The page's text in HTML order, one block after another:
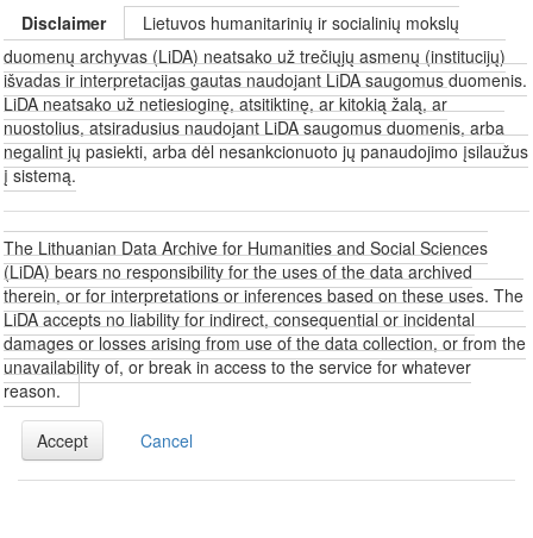
Disclaimer
Lietuvos humanitarinių ir socialinių mokslų
duomenų archyvas (LiDA) neatsako už trečiųjų asmenų (institucijų)
išvadas ir interpretacijas gautas naudojant LiDA saugomus duomenis.
LiDA neatsako už netiesioginę, atsitiktinę, ar kitokią žalą, ar
nuostolius, atsiradusius naudojant LiDA saugomus duomenis, arba
negalint jų pasiekti, arba dėl nesankcionuoto jų panaudojimo įsilaužus
į sistemą.
The Lithuanian Data Archive for Humanities and Social Sciences
(LiDA) bears no responsibility for the uses of the data archived
therein, or for interpretations or inferences based on these uses. The
LiDA accepts no liability for indirect, consequential or incidental
damages or losses arising from use of the data collection, or from the
unavailability of, or break in access to the service for whatever
reason.
Accept Cancel